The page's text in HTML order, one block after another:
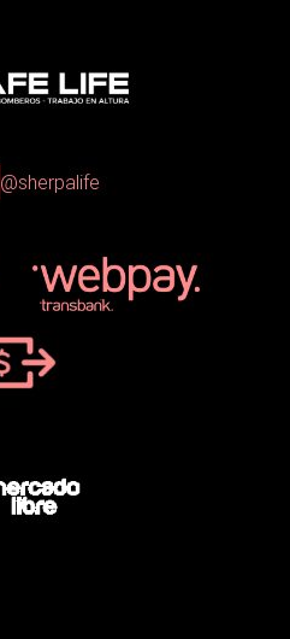
@sherpalife